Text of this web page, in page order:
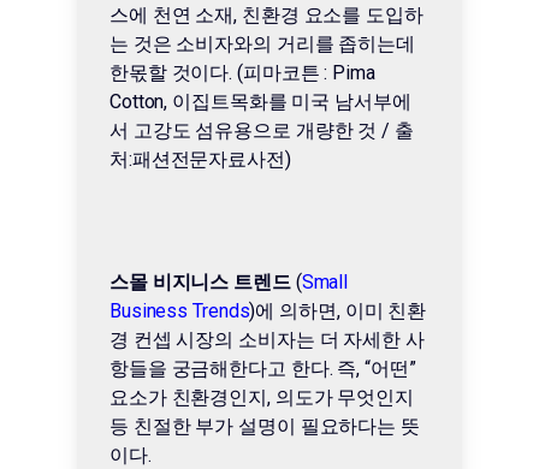
스에 천연 소재, 친환경 요소를 도입하
는 것은 소비자와의 거리를 좁히는데
한몫할 것이다. (피마코튼 : Pima
Cotton, 이집트목화를 미국 남서부에
서 고강도 섬유용으로 개량한 것 / 출
처:패션전문자료사전)
스몰 비지니스 트렌드(Small
Business Trends)에 의하면, 이미 친환
경 컨셉 시장의 소비자는 더 자세한 사
항들을 궁금해한다고 한다. 즉, “어떤”
요소가 친환경인지, 의도가 무엇인지
등 친절한 부가 설명이 필요하다는 뜻
이다.